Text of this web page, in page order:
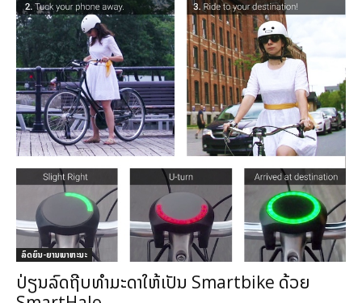
ລົດຍົນ-ຍານພາຫະນະ
ປ່ຽນລົດຖີບທຳມະດາໃຫ້ເປັນ Smartbike ດ້ວຍ